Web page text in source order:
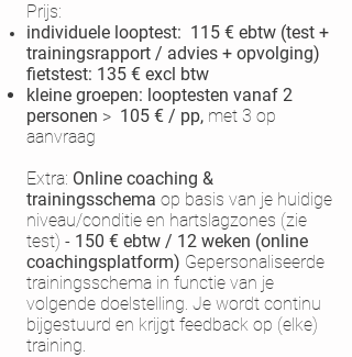
Prijs:
individuele looptest: 115 € ebtw (test +
trainingsrapport / advies + opvolging)
fietstest: 135 € excl btw
kleine groepen: looptesten vanaf 2
personen > 105 € / pp, met 3 op
aanvraag
Extra: Online coaching &
trainingsschema op basis van je huidige
niveau/conditie en hartslagzones (zie
test) - 150 € ebtw / 12 weken (online
coachingsplatform) Gepersonaliseerde
trainingsschema in functie van je
volgende doelstelling. Je wordt continu
bijgestuurd en krijgt feedback op (elke)
training.